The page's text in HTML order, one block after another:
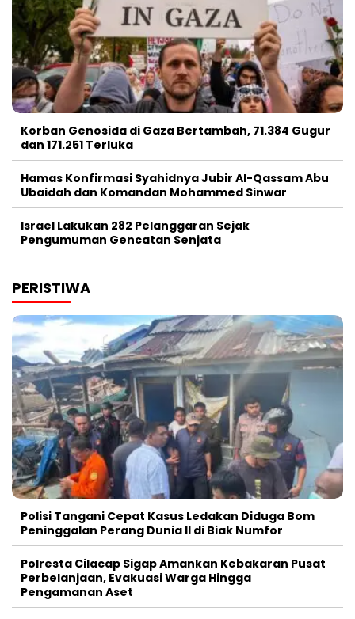
Korban Genosida di Gaza Bertambah, 71.384 Gugur
dan 171.251 Terluka
Hamas Konfirmasi Syahidnya Jubir Al-Qassam Abu
Ubaidah dan Komandan Mohammed Sinwar
Israel Lakukan 282 Pelanggaran Sejak
Pengumuman Gencatan Senjata
PERISTIWA
Polisi Tangani Cepat Kasus Ledakan Diduga Bom
Peninggalan Perang Dunia II di Biak Numfor
Polresta Cilacap Sigap Amankan Kebakaran Pusat
Perbelanjaan, Evakuasi Warga Hingga
Pengamanan Aset